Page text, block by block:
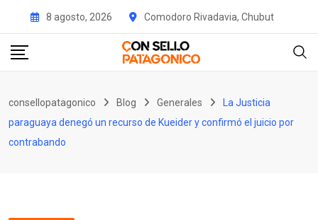
content
8 agosto, 2026 Comodoro Rivadavia, Chubut
consellopatagonico Blog Generales
La Justicia
paraguaya denegó un recurso de Kueider y confirmó el juicio por
contrabando